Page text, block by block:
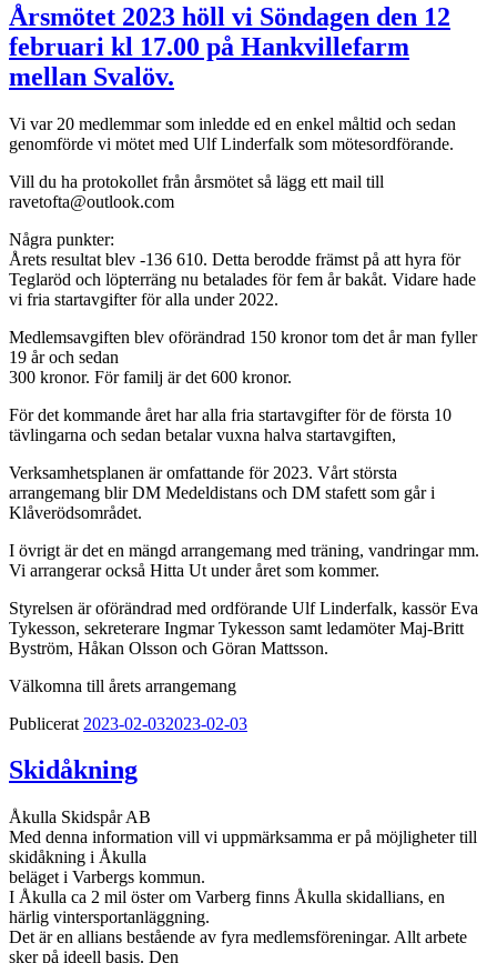
Årsmötet 2023 höll vi Söndagen den 12
februari kl 17.00 på Hankvillefarm
mellan Svalöv.
Vi var 20 medlemmar som inledde ed en enkel måltid och sedan
genomförde vi mötet med Ulf Linderfalk som mötesordförande.
Vill du ha protokollet från årsmötet så lägg ett mail till
ravetofta@outlook.com
Några punkter:
Årets resultat blev -136 610. Detta berodde främst på att hyra för
Teglaröd och löpterräng nu betalades för fem år bakåt. Vidare hade
vi fria startavgifter för alla under 2022.
Medlemsavgiften blev oförändrad 150 kronor tom det år man fyller
19 år och sedan
300 kronor. För familj är det 600 kronor.
För det kommande året har alla fria startavgifter för de första 10
tävlingarna och sedan betalar vuxna halva startavgiften,
Verksamhetsplanen är omfattande för 2023. Vårt största
arrangemang blir DM Medeldistans och DM stafett som går i
Klåverödsområdet.
I övrigt är det en mängd arrangemang med träning, vandringar mm.
Vi arrangerar också Hitta Ut under året som kommer.
Styrelsen är oförändrad med ordförande Ulf Linderfalk, kassör Eva
Tykesson, sekreterare Ingmar Tykesson samt ledamöter Maj-Britt
Byström, Håkan Olsson och Göran Mattsson.
Välkomna till årets arrangemang
Publicerat 2023-02-032023-02-03
Skidåkning
Åkulla Skidspår AB
Med denna information vill vi uppmärksamma er på möjligheter till
skidåkning i Åkulla
beläget i Varbergs kommun.
I Åkulla ca 2 mil öster om Varberg finns Åkulla skidallians, en
härlig vintersportanläggning.
Det är en allians bestående av fyra medlemsföreningar. Allt arbete
sker på ideell basis. Den